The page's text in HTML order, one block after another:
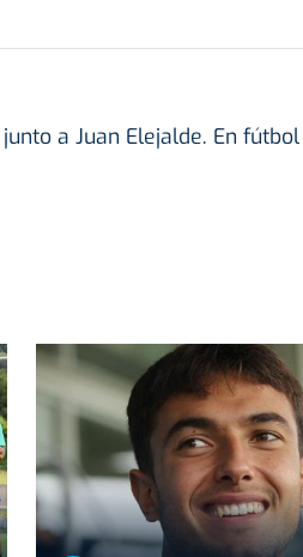
a Juan Elejalde. En